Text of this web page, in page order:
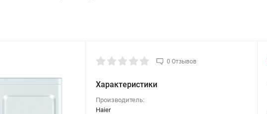
0 Отзывов
Характеристики
Производитель:
Haier